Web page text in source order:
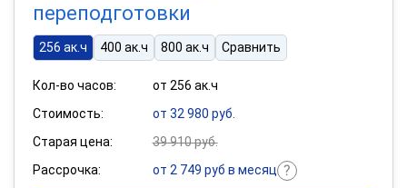
переподготовки
256 ак.ч 400 ак.ч 800 ак.ч Сравнить
Кол-во часов:
от 256 ак.ч
Стоимость:
от 32 980 руб.
Старая цена:
39 910 руб.
Рассрочка:
от 2 749 руб в месяц